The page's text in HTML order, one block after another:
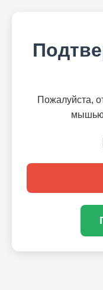
Пожалуйста,
мышью